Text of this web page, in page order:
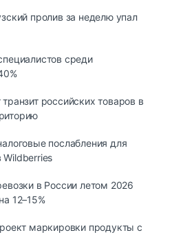
пролив за неделю упал
среди
российских товаров в
послабления для
в России летом 2026
12–15%
маркировки продукты с